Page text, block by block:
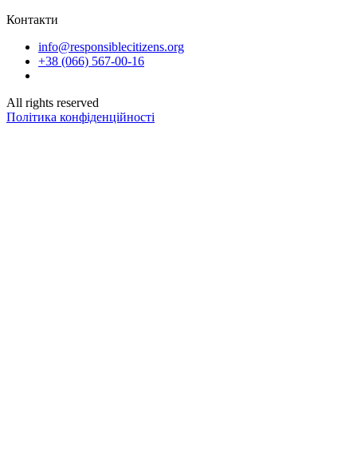
Контакти
info@responsiblecitizens.org
+38 (066) 567-00-16
All rights reserved
Політика конфіденційності